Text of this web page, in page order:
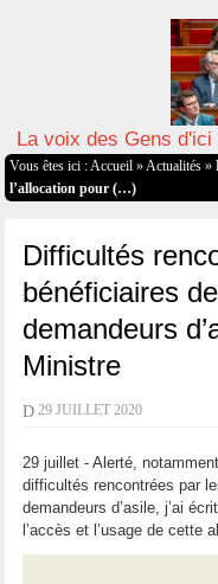
La voix des Gens d'ici
Vous êtes ici : Accueil » Actualités»
l’allocation pour (…)
Difficultés
bénéficiaires
demandeurs
Ministre
D 29 JUILLET 2020
29 juillet - Alerté,
difficultés rencontrées par
demandeurs d’asile, j’ai
l’accès et l’usage de cette